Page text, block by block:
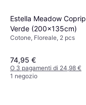
Estella Meadow
Verde (200x135cm)
Cotone, Floreale, 2 pcs
74,95 €
O 3 pagamenti di 24,98 €
1 negozio